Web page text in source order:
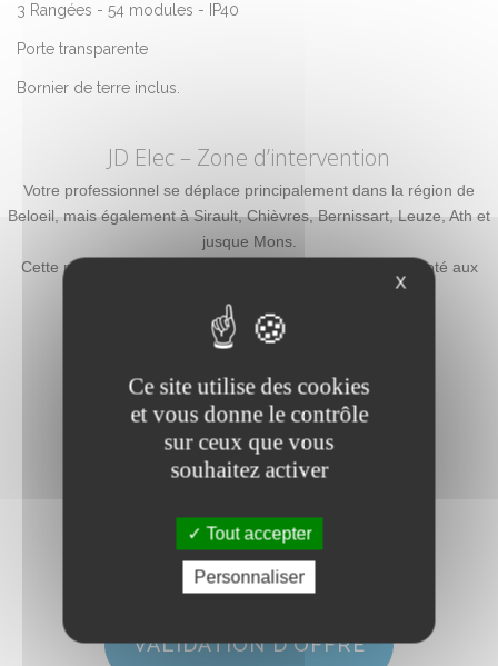
3 Rangées - 54 modules - IP40
Porte transparente
Bornier de terre inclus.
JD Elec – Zone d’intervention
Votre professionnel se déplace principalement dans la région de
Beloeil, mais également à Sirault, Chièvres, Bernissart, Leuze, Ath et
jusque Mons.
Cette proximité permet d’assurer un service réactif et adapté aux
DEMANDE D'OFFRE
VALIDATION D'OFFRE
X
Ce site utilise des cookies
et vous donne le contrôle
sur ceux que vous
souhaitez activer
Tout accepter
Personnaliser